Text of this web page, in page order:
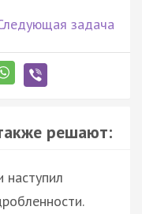
задача
решают:
наступил